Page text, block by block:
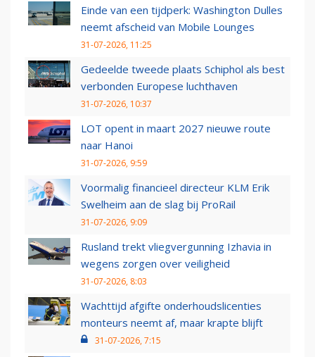
Einde van een tijdperk: Washington Dulles
neemt afscheid van Mobile Lounges
31-07-2026, 11:25
Gedeelde tweede plaats Schiphol als best
verbonden Europese luchthaven
31-07-2026, 10:37
LOT opent in maart 2027 nieuwe route
naar Hanoi
31-07-2026, 9:59
Voormalig financieel directeur KLM Erik
Swelheim aan de slag bij ProRail
31-07-2026, 9:09
Rusland trekt vliegvergunning Izhavia in
wegens zorgen over veiligheid
31-07-2026, 8:03
Wachttijd afgifte onderhoudslicenties
monteurs neemt af, maar krapte blijft
31-07-2026, 7:15